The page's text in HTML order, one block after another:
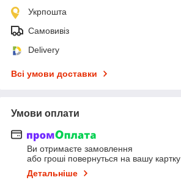
Укрпошта
Самовивіз
Delivery
Всі умови доставки
Умови оплати
Ви отримаєте замовлення
або гроші повернуться на вашу картку
Детальніше